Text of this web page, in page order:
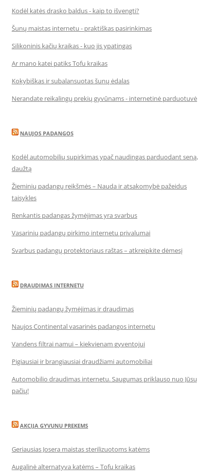
Kodėl katės drasko baldus - kaip to išvengti?
Šunų maistas internetu - praktiškas pasirinkimas
Silikoninis kačių kraikas - kuo jis ypatingas
Ar mano katei patiks Tofu kraikas
Kokybiškas ir subalansuotas šunų ėdalas
Nerandate reikalingų prekių gyvūnams - internetinė parduotuvė
NAUJOS PADANGOS
Kodėl automobilių supirkimas ypač naudingas parduodant seną,
daužtą
Žieminių padangų reikšmės – Nauda ir atsakomybė pažeidus
taisykles
Renkantis padangas žymėjimas yra svarbus
Vasarinių padangų pirkimo internetu privalumai
Svarbus padangų protektoriaus raštas – atkreipkite dėmesį
DRAUDIMAS INTERNETU
Žieminių padangų žymėjimas ir draudimas
Naujos Continental vasarinės padangos internetu
Vandens filtrai namui – kiekvienam gyventojui
Pigiausiai ir brangiausiai draudžiami automobiliai
Automobilio draudimas internetu. Saugumas priklauso nuo Jūsų
pačių!
AKCIJA GYVUNU PREKEMS
Geriausias Josera maistas sterilizuotoms katėms
Augalinė alternatyva katėms – Tofu kraikas